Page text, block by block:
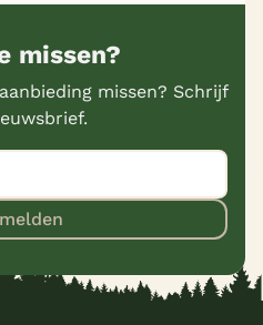
missen?
missen? Schrijf